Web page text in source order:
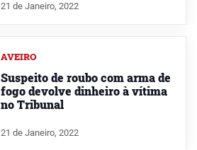
21 de Janeiro, 2022
AVEIRO
Suspeito de roubo com arma de
fogo devolve dinheiro à vítima
no Tribunal
21 de Janeiro, 2022